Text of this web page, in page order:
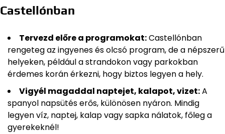
Castellónban
Tervezd előre a programokat:Castellónban
rengeteg az ingyenes és olcsó program, de a népszerű
helyeken, például a strandokon vagy parkokban
érdemes korán érkezni, hogy biztos legyen a hely.
Vigyél magaddal naptejet, kalapot, vizet:A
spanyol napsütés erős, különösen nyáron. Mindig
legyen víz, naptej, kalap vagy sapka nálatok, főleg a
gyerekeknél!